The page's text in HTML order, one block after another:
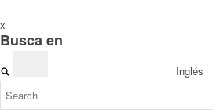
Inglés
x
Busca en